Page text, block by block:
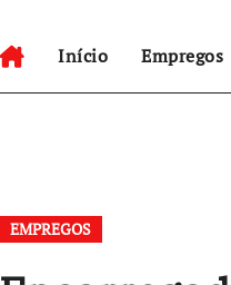
Início Empregos
EMPREGOS